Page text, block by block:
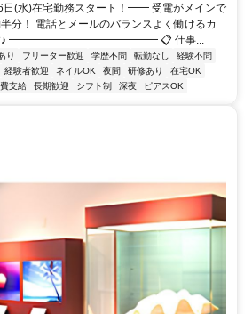
(水)在宅勤務スタート！━━ 受電がメインで
分！ 電話とメールのバランスよく働けるカ
す♪ ━━━━━━━━━━━━━━ 📋 仕事...
り フリーター歓迎 学歴不問 転勤なし
経験不問
経験者歓迎 ネイルOK 夜間 研修あり
在宅OK
支給 長期歓迎 シフト制 深夜 ピアスOK